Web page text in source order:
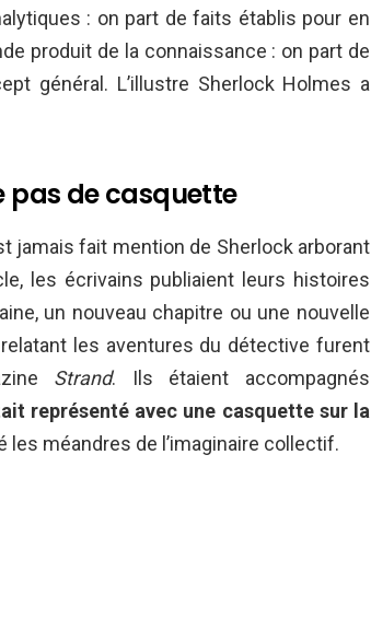
: on part de faits établis pour en
produit de la connaissance : on part de
général. L’illustre Sherlock Holmes a
pas de casquette
jamais fait mention de Sherlock arborant
les écrivains publiaient leurs histoires
un nouveau chapitre ou une nouvelle
les aventures du détective furent
Strand. Ils étaient accompagnés
représenté avec une casquette sur la
les méandres de l’imaginaire collectif.